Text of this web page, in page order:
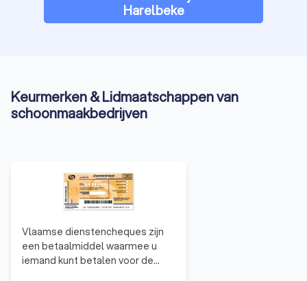
Harelbeke
Keurmerken & Lidmaatschappen van
schoonmaakbedrijven
Vlaamse dienstencheques zijn
een betaalmiddel waarmee u
iemand kunt betalen voor de